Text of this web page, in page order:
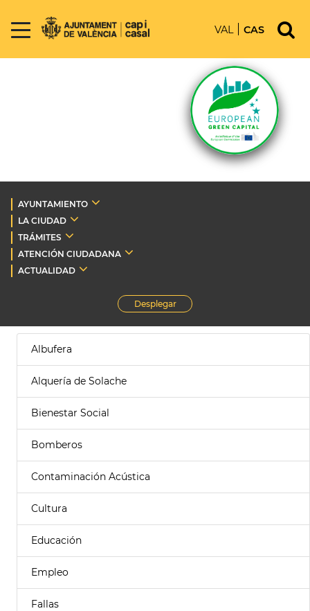
VAL CAS
AYUNTAMIENTO
LA CIUDAD
TRÁMITES
ATENCIÓN CIUDADANA
ACTUALIDAD
Desplegar
Albufera
Alquería de Solache
Bienestar Social
Bomberos
Contaminación Acústica
Cultura
Educación
Empleo
Fallas